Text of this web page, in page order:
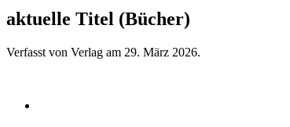
aktuelle Titel (Bücher)
Verfasst von Verlag am 29. März 2026.